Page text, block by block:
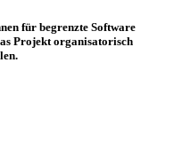
für begrenzte Software
Projekt organisatorisch